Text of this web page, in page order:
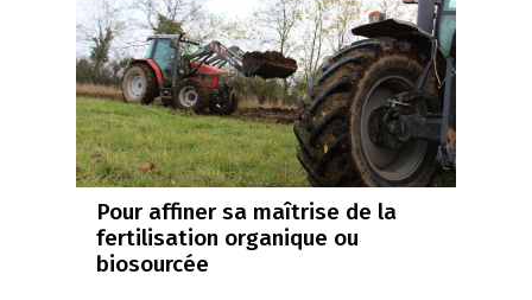
Pour affiner sa maîtrise de la
fertilisation organique ou
biosourcée